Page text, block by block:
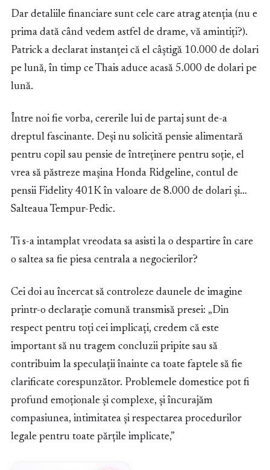
Dar detaliile financiare sunt cele care atrag atenția (nu e
prima dată când vedem astfel de drame, vă amintiți?).
Patrick a declarat instanței că el câștigă 10.000 de dolari
pe lună, în timp ce Thais aduce acasă 5.000 de dolari pe
lună.
Între noi fie vorba, cererile lui de partaj sunt de-a
dreptul fascinante. Deși nu solicită pensie alimentară
pentru copil sau pensie de întreținere pentru soție, el
vrea să păstreze mașina Honda Ridgeline, contul de
pensii Fidelity 401K în valoare de 8.000 de dolari și…
Salteaua Tempur-Pedic.
Ti s-a intamplat vreodata sa asisti la o despartire în care
o saltea sa fie piesa centrala a negocierilor?
Cei doi au încercat să controleze daunele de imagine
printr-o declarație comună transmisă presei: „Din
respect pentru toți cei implicați, credem că este
important să nu tragem concluzii pripite sau să
contribuim la speculații înainte ca toate faptele să fie
clarificate corespunzător. Problemele domestice pot fi
profund emoționale și complexe, și încurajăm
compasiunea, intimitatea și respectarea procedurilor
legale pentru toate părțile implicate,”